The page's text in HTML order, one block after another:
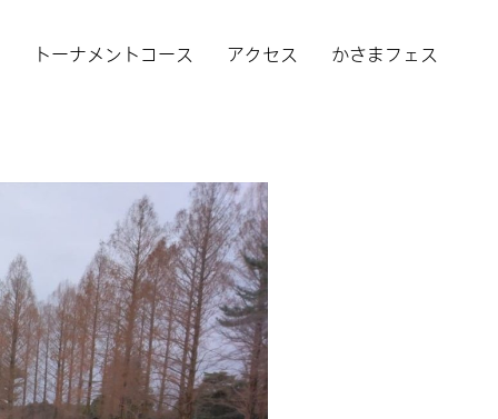
トーナメントコース アクセス かさまフェス